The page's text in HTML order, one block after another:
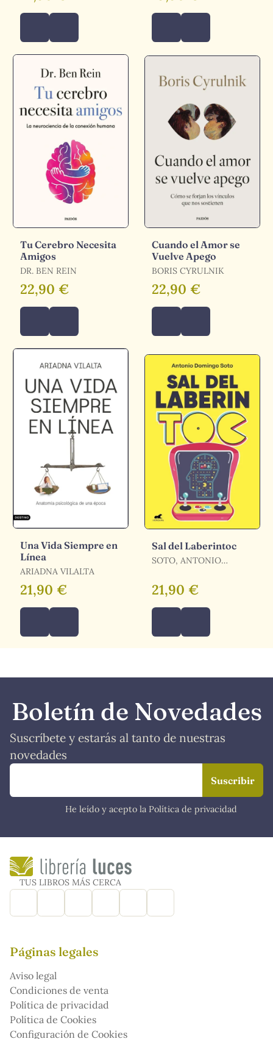
Tu Cerebro Necesita
Amigos
DR. BEN REIN
22,90 €
Cuando el Amor se
Vuelve Apego
BORIS CYRULNIK
22,90 €
Una Vida Siempre en
Línea
ARIADNA VILALTA
21,90 €
Sal del Laberintoc
SOTO, ANTONIO
21,90 €
Boletín de Novedades
Suscríbete y estarás al tanto de nuestras
novedades
He leído y acepto la Política de privacidad
TUS LIBROS MÁS CERCA
Páginas legales
Aviso legal
Condiciones de venta
Política de privacidad
Política de Cookies
Configuración de Cookies